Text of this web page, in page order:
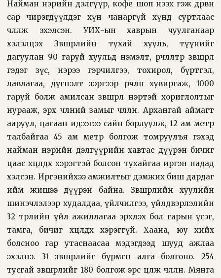
Найман нэрийн дэлгүүр, кофе шоп нээх гэж дөрвөн
сар чирэгдүүлдэг хүн чанаргүй хүнд суртлаас
чөлөөлж эхэлсэн. УИХ-ын хаврын чуулганаар
хэлэлцэх Зөвшөөрлийн тухай хууль, түүнийг
дагуулан 90 гаруй хуульд нэмэлт, өөрчлөлтөөр зөвшөөрөл
гэдэг зүс, нэрээ гэрчилгээ, тохирол, бүртгэл,
лавлагаа, дүгнэлт зэргээр өөрчлөн хувиргаж, 1000
гаруй болж амилсан зөвшөөрөл нэртэй хориглолтыг
нурааж, эрх чөлөөний замыг чөлөөлнө. Архангай аймагт
ааруул, цагаан идээгээ сайн борлуулж, 12 ам метр
талбайгаа 45 ам метр болгож томруулъя гэхэд
найман нэрийн дэлгүүрийн хавтас дүүрэн бичиг
цаас хөөцөлдөх хэрэгтэй болсон тухайгаа иргэн надад
хэлсэн. Иргэнийхээ амжилтыг дэмжих биш дардаг
ийм жишээ дүүрэн байна. Зөвшөөрлийн хуулийн
шинэчлэлээр худалдаа, үйлчилгээ, үйлдвэрлэлийн
32 төрлийн үйл ажиллагаа эрхлэх бол гарын үсэг,
тамга, бичиг хөөцөлдөх хэрэггүй. Хаана, юу хийх
болсноо гар утаснаасаа мэдэгдээд шууд ажлаа
эхэлнэ. 31 зөвшөөрлийг бүрмөсөн алга болгоно. 254
тусгай зөвшөөрлийг 180 болгож эрс цөөлж чөлөөлнө. Мянга